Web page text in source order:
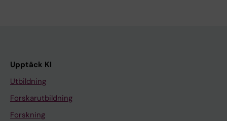
Upptäck KI
Utbildning
Forskarutbildning
Forskning